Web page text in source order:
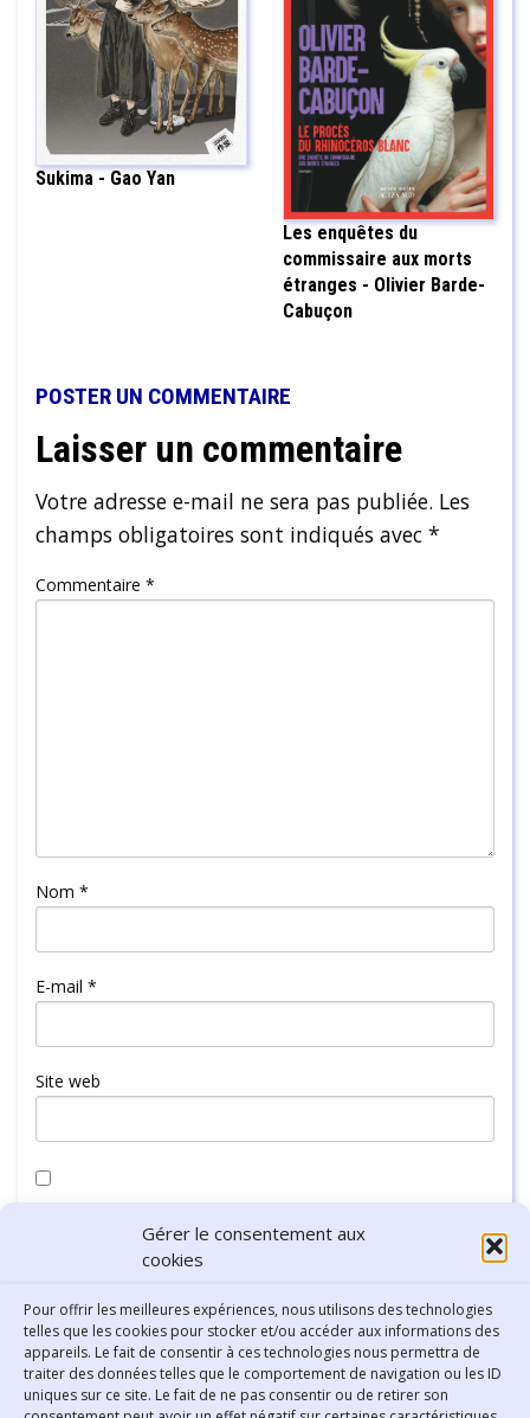
Gérer le consentement aux
cookies
Pour offrir les meilleures expériences, nous utilisons des technologies
telles que les cookies pour stocker et/ou accéder aux informations des
appareils. Le fait de consentir à ces technologies nous permettra de
traiter des données telles que le comportement de navigation ou les ID
uniques sur ce site. Le fait de ne pas consentir ou de retirer son
Sukima - Gao Yan
Les enquêtes du
commissaire aux morts
étranges - Olivier Barde-
Cabuçon
POSTER UN COMMENTAIRE
Laisser un commentaire
Votre adresse e-mail ne sera pas publiée. Les
champs obligatoires sont indiqués avec *
Commentaire *
Nom *
E-mail *
Site web
navigateur pour mon prochain commentaire.